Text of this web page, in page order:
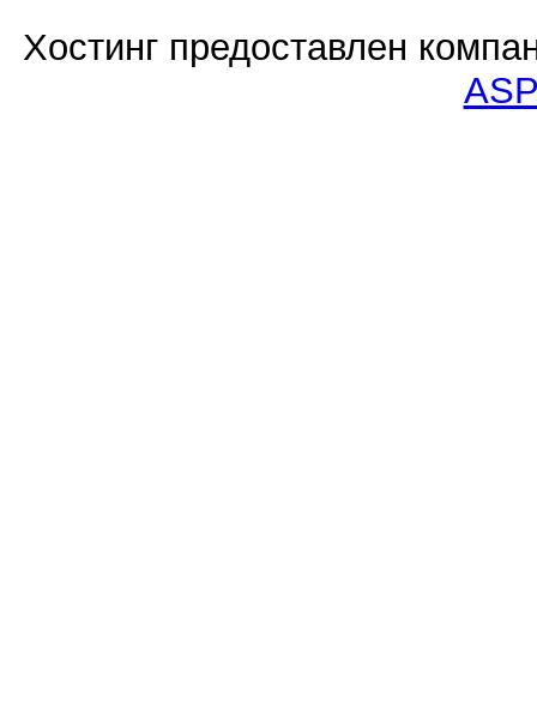
Хостинг предоставлен